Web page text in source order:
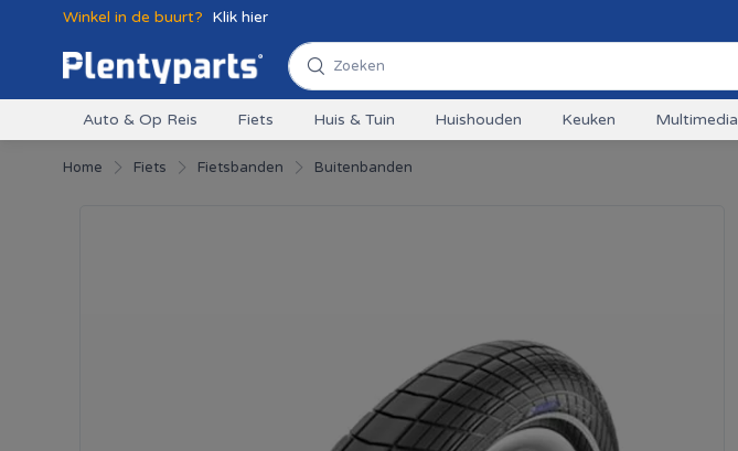
Winkel in de buurt? Klik hier
Auto & Op Reis Fiets Huis & Tuin Huishouden Keuken Multimedia
Home Fiets Fietsbanden Buitenbanden